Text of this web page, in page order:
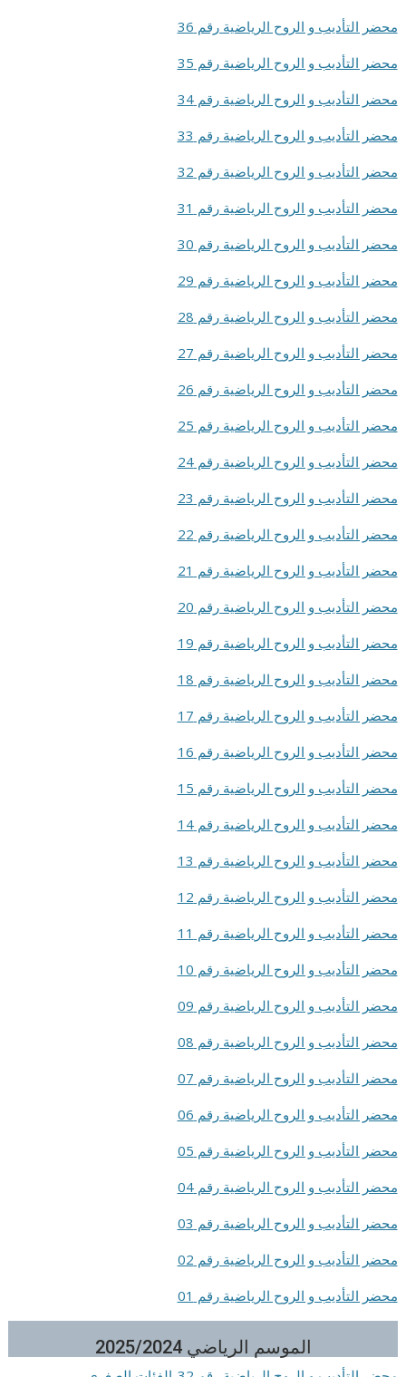
محضر التأديب و الروح الرياضية رقم 36
محضر التأديب و الروح الرياضية رقم 35
محضر التأديب و الروح الرياضية رقم 34
محضر التأديب و الروح الرياضية رقم 33
محضر التأديب و الروح الرياضية رقم 32
محضر التأديب و الروح الرياضية رقم 31
محضر التأديب و الروح الرياضية رقم 30
محضر التأديب و الروح الرياضية رقم 29
محضر التأديب و الروح الرياضية رقم 28
محضر التأديب و الروح الرياضية رقم 27
محضر التأديب و الروح الرياضية رقم 26
محضر التأديب و الروح الرياضية رقم 25
محضر التأديب و الروح الرياضية رقم 24
محضر التأديب و الروح الرياضية رقم 23
محضر التأديب و الروح الرياضية رقم 22
محضر التأديب و الروح الرياضية رقم 21
محضر التأديب و الروح الرياضية رقم 20
محضر التأديب و الروح الرياضية رقم 19
محضر التأديب و الروح الرياضية رقم 18
محضر التأديب و الروح الرياضية رقم 17
محضر التأديب و الروح الرياضية رقم 16
محضر التأديب و الروح الرياضية رقم 15
محضر التأديب و الروح الرياضية رقم 14
محضر التأديب و الروح الرياضية رقم 13
محضر التأديب و الروح الرياضية رقم 12
محضر التأديب و الروح الرياضية رقم 11
محضر التأديب و الروح الرياضية رقم 10
محضر التأديب و الروح الرياضية رقم 09
محضر التأديب و الروح الرياضية رقم 08
محضر التأديب و الروح الرياضية رقم 07
محضر التأديب و الروح الرياضية رقم 06
محضر التأديب و الروح الرياضية رقم 05
محضر التأديب و الروح الرياضية رقم 04
محضر التأديب و الروح الرياضية رقم 03
محضر التأديب و الروح الرياضية رقم 02
محضر التأديب و الروح الرياضية رقم 01
الموسم الرياضي 2025/2024